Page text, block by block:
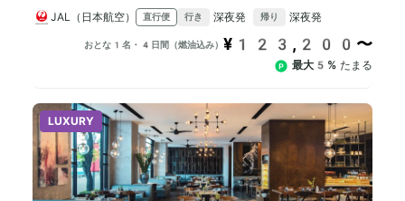
JAL（日本航空）
直行便 行き 深夜発 帰り 深夜発
おとな1名・4日間（燃油込み） ¥123,200〜
最大5% たまる
LUXURY